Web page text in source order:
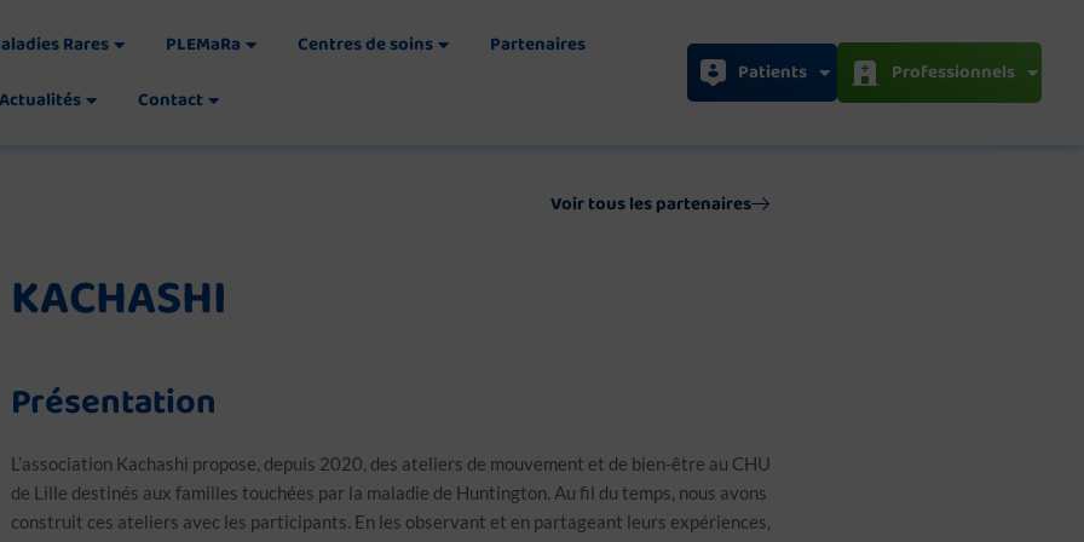
Rares PLEMaRa Centres de soins
Partenaires
Actualités
Contact
Patients Professionnels
Voir tous les partenaires
KACHASHI
Présentation
L’association Kachashi propose, depuis 2020, des ateliers de mouvement et de bien-être au CHU
de Lille destinés aux familles touchées par la maladie de Huntington. Au fil du temps, nous avons
construit ces ateliers avec les participants. En les observant et en partageant leurs expériences,